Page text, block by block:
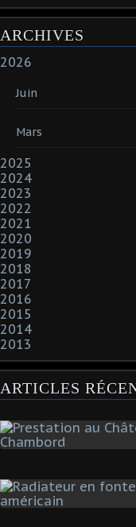
ARCHIVES
2026
Juin
Mars
2025
2024
2023
2022
2021
2020
2019
2018
2017
2016
2015
2014
2013
ARTICLES